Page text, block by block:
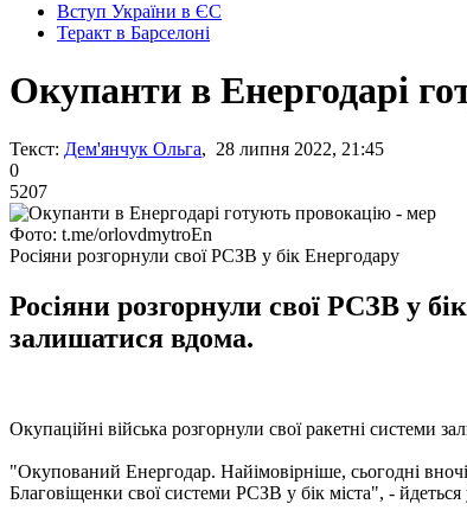
Вступ України в ЄС
Теракт в Барселоні
Окупанти в Енергодарі
Текст: Дем'янчук Ольга, 28 липня 2022, 21:45
0
5207
Фото: t.me/orlovdmytroEn
Росіяни розгорнули свої РСЗВ у бік Енергодару
Росіяни розгорнули свої РСЗВ у
залишатися вдома.
Окупаційні війська розгорнули свої ракетні системи
"Окупований Енергодар. Найімовірніше, сьогодні
Благовіщенки свої системи РСЗВ у бік міста", -